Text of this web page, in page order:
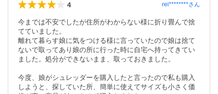
4 rei********さん
今までは不安でしたが住所がわからない様に折り畳んで捨
てていました。
離れて暮らす娘に気をつける様に言っていたので娘は捨て
ないで取ってあり娘の所に行った時に自宅へ持ってきてい
ました。処分ができないまま、取っておきました。
今度、娘がシュレッダーを購入したと言ったので私も購入
しようと、探していた所、簡単に使えてサイズも小さく価